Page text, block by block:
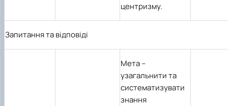
центризму.
Запитання та відповіді
Мета–
узагальнити та
систематизувати
знання